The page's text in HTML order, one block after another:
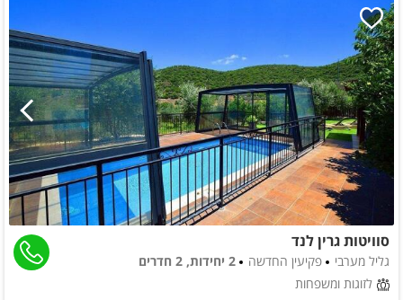
סוויטות גרין לנד
גליל מערבי פקיעין החדשה
2 יחידות, 2 חדרים
לזוגות ומשפחות